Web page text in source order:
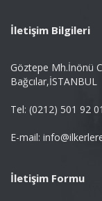
İletişim Bilgileri
Göztepe Mh.İnönü
Bağcılar,İSTANBUL
Tel: (0212) 501 92
E-mail:
İletişim Formu